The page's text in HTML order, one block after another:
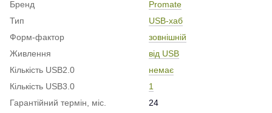
Бренд
Promate
Тип
USB-хаб
Форм-фактор
зовнішній
Живлення
від USB
Кількість USB2.0
немає
Кількість USB3.0
1
Гарантійний термін, міс.
24